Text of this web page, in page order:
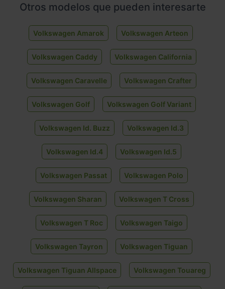
Otros modelos que pueden interesarte
Volkswagen Amarok Volkswagen Arteon
Volkswagen Caddy Volkswagen California
Volkswagen Caravelle Volkswagen Crafter
Volkswagen Golf Volkswagen Golf Variant
Volkswagen Id. Buzz Volkswagen Id.3
Volkswagen Id.4 Volkswagen Id.5
Volkswagen Passat Volkswagen Polo
Volkswagen Sharan Volkswagen T Cross
Volkswagen T Roc Volkswagen Taigo
Volkswagen Tayron Volkswagen Tiguan
Volkswagen Tiguan Allspace Volkswagen Touareg